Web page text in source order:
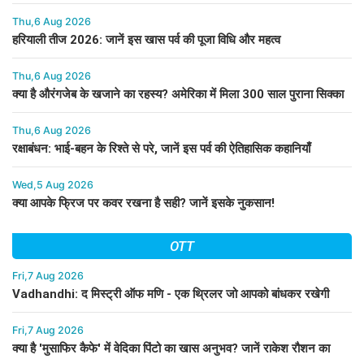
Thu,6 Aug 2026
हरियाली तीज 2026: जानें इस खास पर्व की पूजा विधि और महत्व
Thu,6 Aug 2026
क्या है औरंगजेब के खजाने का रहस्य? अमेरिका में मिला 300 साल पुराना सिक्का
Thu,6 Aug 2026
रक्षाबंधन: भाई-बहन के रिश्ते से परे, जानें इस पर्व की ऐतिहासिक कहानियाँ
Wed,5 Aug 2026
क्या आपके फ्रिज पर कवर रखना है सही? जानें इसके नुकसान!
OTT
Fri,7 Aug 2026
Vadhandhi: द मिस्ट्री ऑफ मणि - एक थ्रिलर जो आपको बांधकर रखेगी
Fri,7 Aug 2026
क्या है 'मुसाफिर कैफे' में वेदिका पिंटो का खास अनुभव? जानें राकेश रौशन का